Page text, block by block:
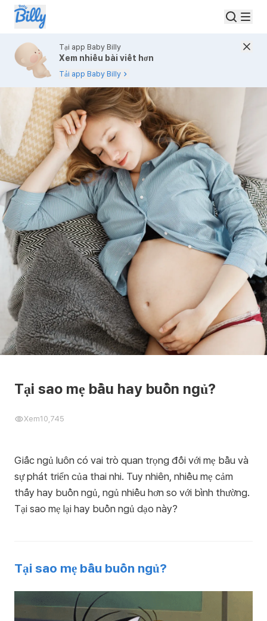
Tại app Baby Billy
Xem nhiều bài viết hơn
Tải app Baby Billy
Tại sao mẹ bầu hay buồn ngủ?
Xem10,745
Giấc ngủ luôn có vai trò quan trọng đối với mẹ bầu và
sự phát triển của thai nhi. Tuy nhiên, nhiều mẹ cảm
thấy hay buồn ngủ, ngủ nhiều hơn so với bình thường.
Tại sao mẹ lại hay buồn ngủ dạo này?
Tại sao mẹ bầu buồn ngủ?